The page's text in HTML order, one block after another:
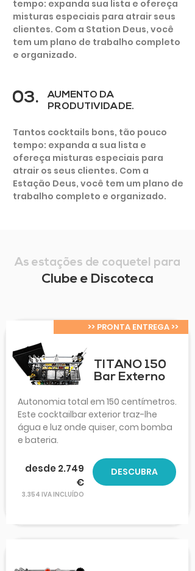
tempo: expanda sua lista e ofereça
misturas especiais para atrair seus
clientes. Com a Station Deus, você
tem um plano de trabalho completo
e organizado.
03.
AUMENTO DA
PRODUTIVIDADE.
Tantos cocktails bons, tão pouco
tempo: expanda a sua lista e
ofereça misturas especiais para
atrair os seus clientes. Com a
Estação Deus, você tem um plano de
trabalho completo e organizado.
As estações de coquetel para
Clube e Discoteca
>> PRONTA ENTREGA >>
TITANO 150
Bar Externo
Autonomia total em 150 centímetros.
Este cocktailbar exterior traz-lhe
água e luz onde quiser, com bomba
e bateria.
desde 2.749
€
3.354 IVA INCLUÍDO
DESCUBRA